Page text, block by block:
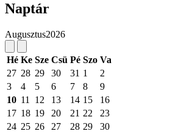
Naptár
Augusztus2026
Hé Ke Sze Csü Pé Szo Va
27 28 29 30 31 1
2
3
4 5 6 7 8
9
10 11 12 13 14 15
16
17 18 19 20 21 22
23
24 25 26 27 28 29
30